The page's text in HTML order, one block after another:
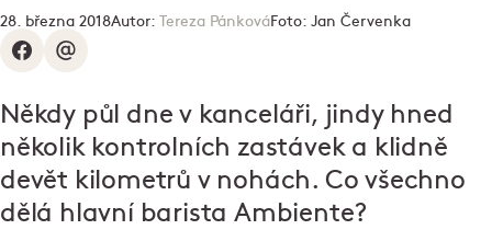
28. března 2018Autor: Tereza PánkováFoto: Jan Červenka
Někdy půl dne v kanceláři, jindy hned
několik kontrolních zastávek a klidně
devět kilometrů v nohách. Co všechno
dělá hlavní barista Ambiente?